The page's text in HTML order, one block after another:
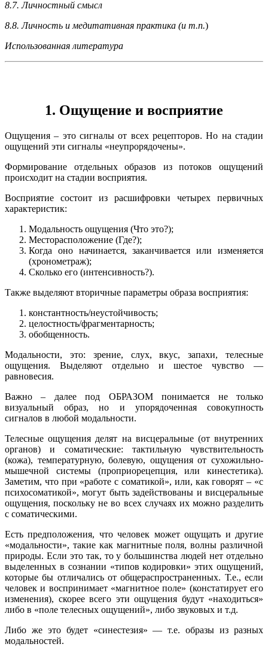
8.7. Личностный смысл
8.8. Личность и медитативная практика (и т.п.)
Использованная литература
1. Ощущение и восприятие
Ощущения – это сигналы от всех рецепторов. Но на стадии
ощущений эти сигналы «неупрорядочены».
Формирование отдельных образов из потоков ощущений
происходит на стадии восприятия.
Восприятие состоит из расшифровки четырех первичных
характеристик:
Модальность ощущения (Что это?);
Месторасположение (Где?);
Когда оно начинается, заканчивается или изменяется
(хронометраж);
Сколько его (интенсивность?).
Также выделяют вторичные параметры образа восприятия:
константность/неустойчивость;
целостность/фрагментарность;
обобщенность.
Модальности, это: зрение, слух, вкус, запахи, телесные
ощущения. Выделяют отдельно и шестое чувство —
равновесия.
Важно – далее под ОБРАЗОМ понимается не только
визуальный образ, но и упорядоченная совокупность
сигналов в любой модальности.
Телесные ощущения делят на висцеральные (от внутренних
органов) и соматические: тактильную чувствительность
(кожа), температурную, болевую, ощущения от сухожильно-
мышечной системы (проприорецепция, или кинестетика).
Заметим, что при «работе с соматикой», или, как говорят – «с
психосоматикой», могут быть задействованы и висцеральные
ощущения, поскольку не во всех случаях их можно разделить
с соматическими.
Есть предположения, что человек может ощущать и другие
«модальности», такие как магнитные поля, волны различной
природы. Если это так, то у большинства людей нет отдельно
выделенных в сознании «типов кодировки» этих ощущений,
которые бы отличались от общераспространенных. Т.е., если
человек и воспринимает «магнитное поле» (констатирует его
изменения), скорее всего эти ощущения будут «находиться»
либо в «поле телесных ощущений», либо звуковых и т.д.
Либо же это будет «синестезия» — т.е. образы из разных
модальностей.